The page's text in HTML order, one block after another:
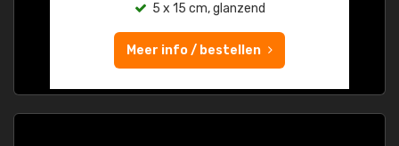
5 x 15 cm, glanzend
Meer info / bestellen